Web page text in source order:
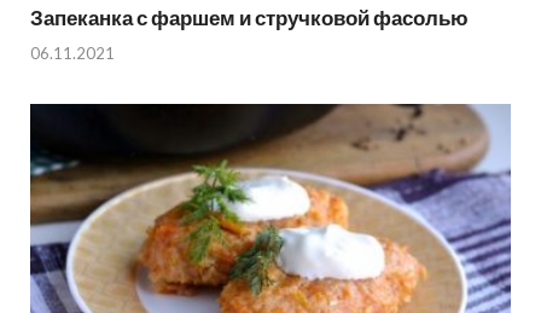
Запеканка с фаршем и стручковой фасолью
06.11.2021